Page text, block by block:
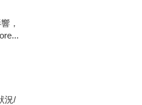
，
況/